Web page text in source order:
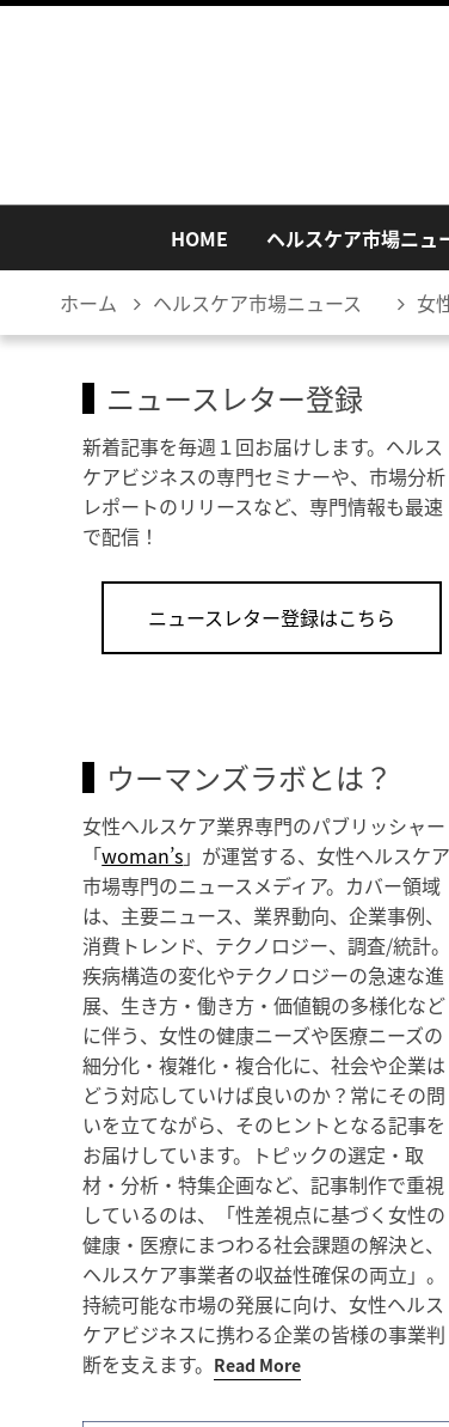
HOME ヘルスケア市場ニュ
ホーム ヘルスケア市場ニュース 女
ニュースレター登録
新着記事を毎週１回お届けします。ヘルス
ケアビジネスの専門セミナーや、市場分析
レポートのリリースなど、専門情報も最速
で配信！
ニュースレター登録はこちら
ウーマンズラボとは？
女性ヘルスケア業界専門のパブリッシャー
「woman’s」が運営する、女性ヘルスケア
市場専門のニュースメディア。カバー領域
は、主要ニュース、業界動向、企業事例、
消費トレンド、テクノロジー、調査/統計。
疾病構造の変化やテクノロジーの急速な進
展、生き方・働き方・価値観の多様化など
に伴う、女性の健康ニーズや医療ニーズの
細分化・複雑化・複合化に、社会や企業は
どう対応していけば良いのか？常にその問
いを立てながら、そのヒントとなる記事を
お届けしています。トピックの選定・取
材・分析・特集企画など、記事制作で重視
しているのは、「性差視点に基づく女性の
健康・医療にまつわる社会課題の解決と、
ヘルスケア事業者の収益性確保の両立」。
持続可能な市場の発展に向け、女性ヘルス
ケアビジネスに携わる企業の皆様の事業判
断を支えます。 Read More